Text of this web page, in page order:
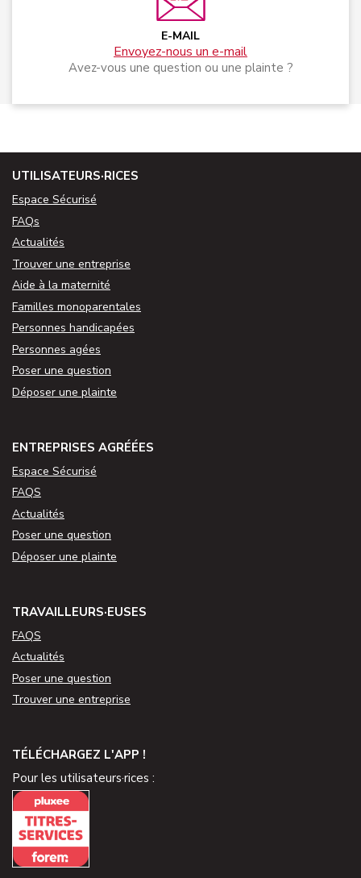
E-MAIL
Envoyez-nous un e-mail
Avez-vous une question ou une plainte ?
UTILISATEURS·RICES
Espace Sécurisé
FAQs
Actualités
Trouver une entreprise
Aide à la maternité
Familles monoparentales
Personnes handicapées
Personnes agées
Poser une question
Déposer une plainte
ENTREPRISES AGRÉÉES
Espace Sécurisé
FAQS
Actualités
Poser une question
Déposer une plainte
TRAVAILLEURS·EUSES
FAQS
Actualités
Poser une question
Trouver une entreprise
TÉLÉCHARGEZ L'APP !
Pour les utilisateurs·rices :